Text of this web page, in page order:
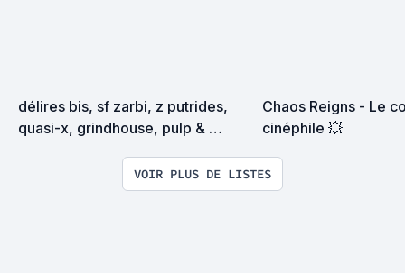
délires bis, sf zarbi, z putrides,
quasi-x, grindhouse, pulp &
Chaos Reigns - Le
cinéphile 💥
VOIR PLUS DE LISTES